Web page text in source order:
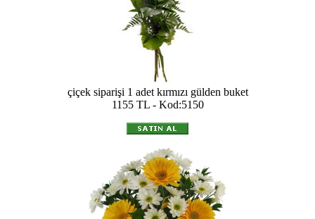
çiçek siparişi 1 adet kırmızı gülden buket
1155 TL - Kod:5150